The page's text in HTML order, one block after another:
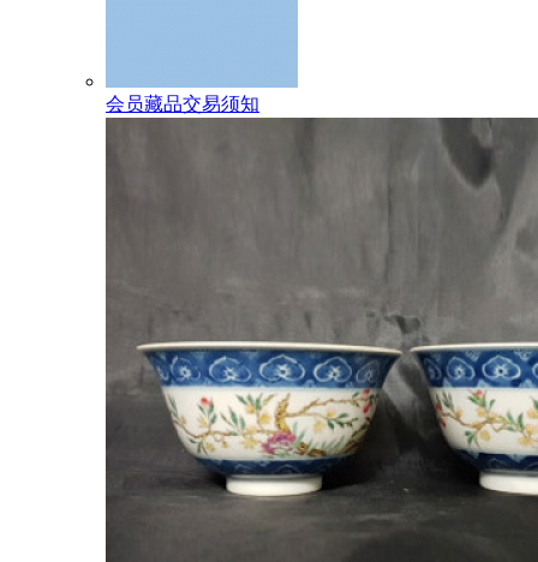
会员藏品交易须知